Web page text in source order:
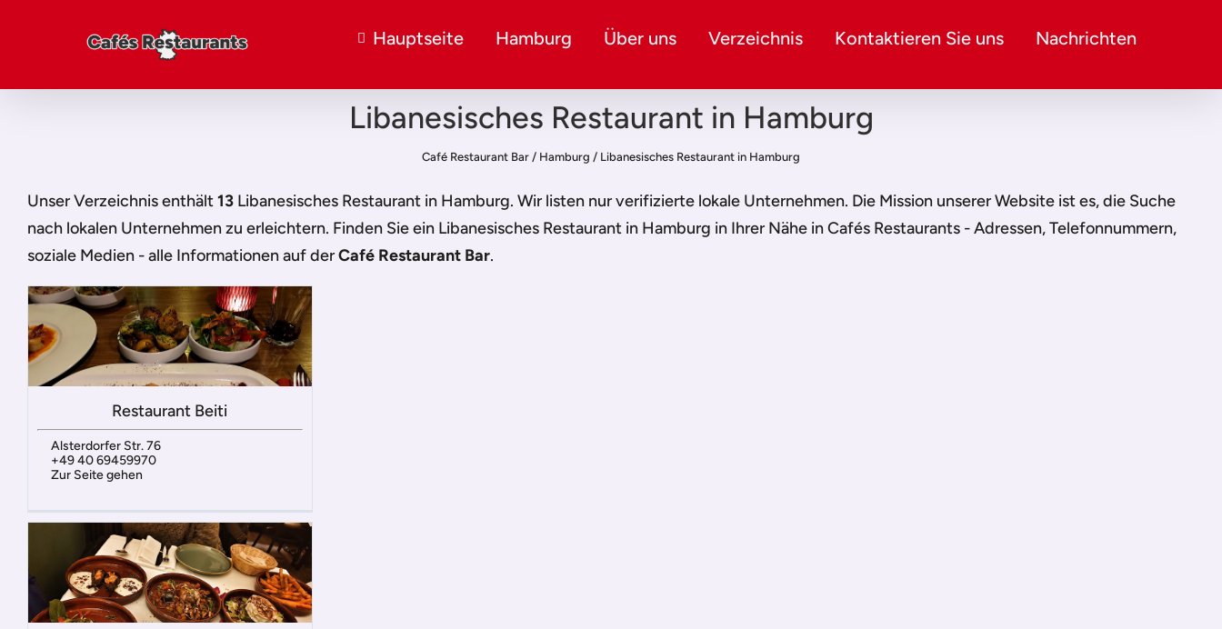
Hauptseite Hamburg Über uns Verzeichnis Kontaktieren Sie uns Nachrichten
Libanesisches Restaurant in Hamburg
Café Restaurant Bar / Hamburg / Libanesisches Restaurant in Hamburg
Unser Verzeichnis enthält13 Libanesisches Restaurant in Hamburg. Wir listen nur verifizierte lokale Unternehmen. Die Mission unserer Website ist es, die Suche
nach lokalen Unternehmen zu erleichtern. Finden Sie ein Libanesisches Restaurant in Hamburg in Ihrer Nähe in Cafés Restaurants - Adressen, Telefonnummern,
soziale Medien - alle Informationen auf derCafé Restaurant Bar.
Restaurant Beiti
Alsterdorfer Str. 76
+49 40 69459970
Zur Seite gehen